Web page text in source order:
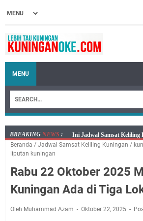
MENU
BREAKING NEWS :
Senin 10 Agustus 2026
Kuningan Ada di Empat
2026 Hanya Satu, Wabup
Samsat Keliling Kuningan
Mau Perpanjang SIM? Ini
Kuningan Sabtu 8 Agustus
Beranda / Jadwal Samsat Keliling Kuningan /
liputan kuningan
Rabu 22 Oktober 2025
Kuningan Ada di Tiga
Oleh Muhammad Azam Oktober 22, 2025